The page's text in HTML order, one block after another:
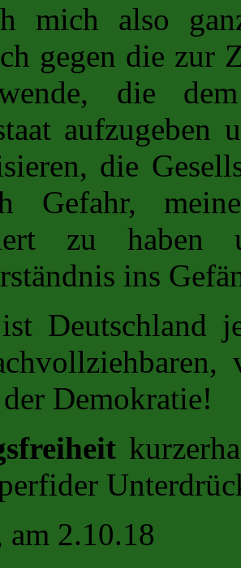
mich also
gegen die zur
die
aufzugeben
die
Gefahr,
zu haben
ins
Deutschland
Demokratie!
am 2.10.18